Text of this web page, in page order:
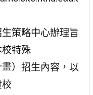
策略中心辦理旨
特殊
）招生內容，以